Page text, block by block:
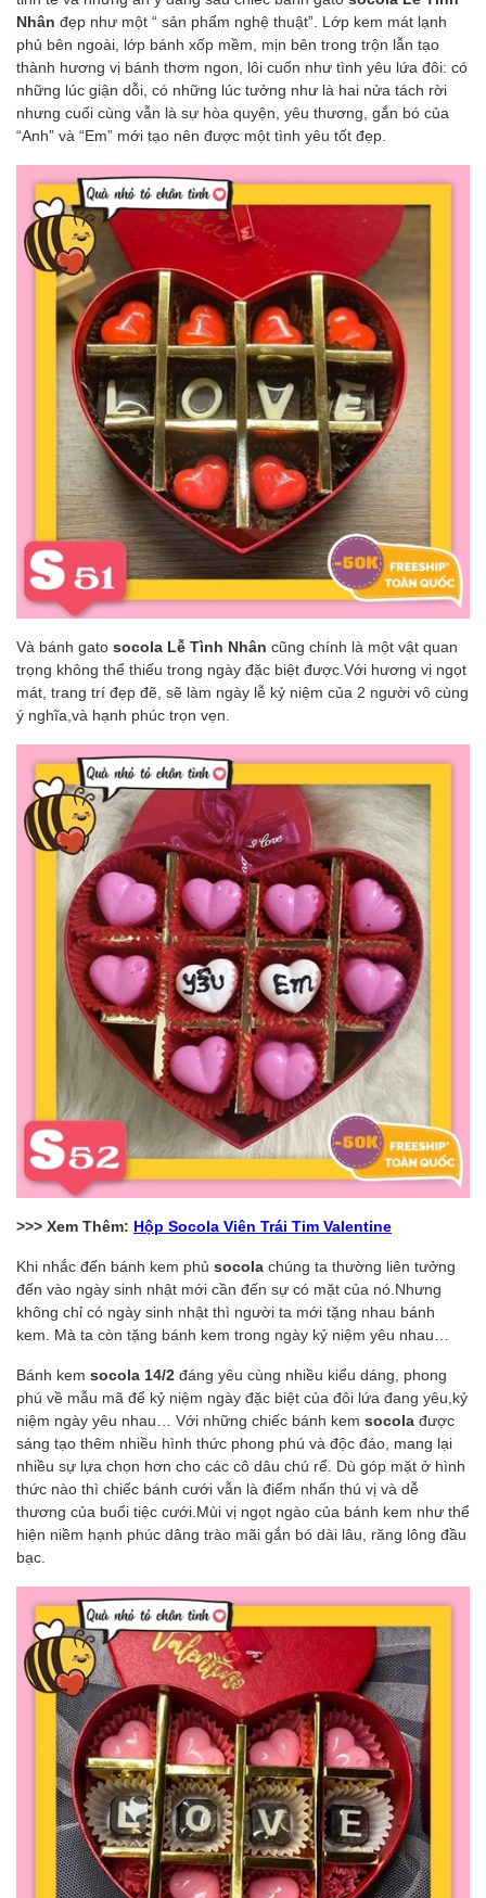
Nhân đẹp như một “ sản phẩm nghệ thuật”. Lớp kem mát lạnh
phủ bên ngoài, lớp bánh xốp mềm, mịn bên trong trộn lẫn tạo
thành hương vị bánh thơm ngon, lôi cuốn như tình yêu lứa đôi: có
những lúc giận dỗi, có những lúc tưởng như là hai nửa tách rời
nhưng cuối cùng vẫn là sự hòa quyện, yêu thương, gắn bó của
“Anh” và “Em” mới tạo nên được một tình yêu tốt đẹp.
Và bánh gato socola Lễ Tình Nhân cũng chính là một vật quan
trọng không thể thiếu trong ngày đặc biệt được.Với hương vị ngọt
mát, trang trí đẹp đẽ, sẽ làm ngày lễ kỷ niệm của 2 người vô cùng
ý nghĩa,và hạnh phúc trọn vẹn.
>>> Xem Thêm: Hộp Socola Viên Trái Tim Valentine
Khi nhắc đến bánh kem phủ socola chúng ta thường liên tưởng
đến vào ngày sinh nhật mới cần đến sự có mặt của nó.Nhưng
không chỉ có ngày sinh nhật thì người ta mới tặng nhau bánh
kem. Mà ta còn tặng bánh kem trong ngày kỷ niệm yêu nhau…
Bánh kem socola 14/2 đáng yêu cùng nhiều kiểu dáng, phong
phú về mẫu mã để kỷ niệm ngày đặc biệt của đôi lứa đang yêu,kỷ
niệm ngày yêu nhau… Với những chiếc bánh kem socola được
sáng tạo thêm nhiều hình thức phong phú và độc đáo, mang lại
nhiều sự lựa chọn hơn cho các cô dâu chú rể. Dù góp mặt ở hình
thức nào thì chiếc bánh cưới vẫn là điểm nhấn thú vị và dễ
thương của buổi tiệc cưới.Mùi vị ngọt ngào của bánh kem như thể
hiện niềm hạnh phúc dâng trào mãi gắn bó dài lâu, răng lông đầu
bạc.